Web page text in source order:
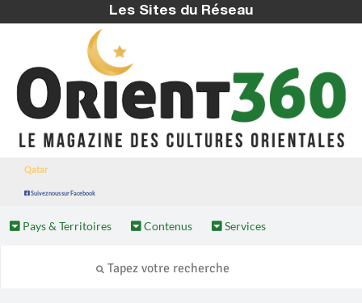
Les Sites du Réseau
Qatar
Suivez nous sur Facebook
Pays & Territoires Contenus Services